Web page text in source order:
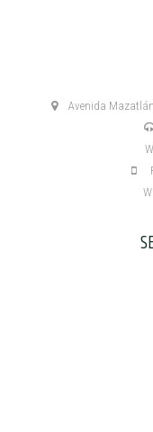
Avenida Mazatlán